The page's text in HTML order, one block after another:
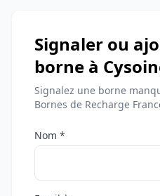
Signaler ou
borne à
Signalez une borne
Bornes de Recharge
Nom *